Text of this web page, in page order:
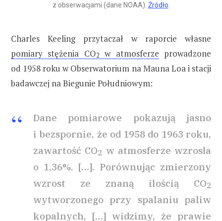
z obserwacjami (dane NOAA). Źródło
Charles Keeling przytaczał w raporcie własne
pomiary stężenia CO2 w atmosferze prowadzone
od 1958 roku w Obserwatorium na Mauna Loa i stacji
badawczej na Biegunie Południowym:
Dane pomiarowe pokazują jasno
i bezspornie, że od 1958 do 1963 roku,
zawartość CO2 w atmosferze wzrosła
o 1,36%. […]. Porównując zmierzony
wzrost ze znaną ilością CO2
wytworzonego przy spalaniu paliw
kopalnych, […] widzimy, że prawie